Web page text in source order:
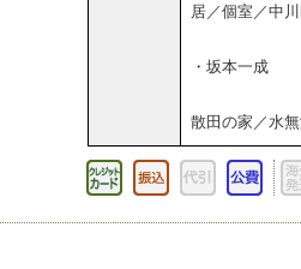
居／個室／中
・坂本一成
散田の家／水